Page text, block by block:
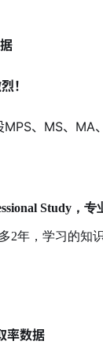
！
、MS、
Study，专
2年，学习的知
率数据